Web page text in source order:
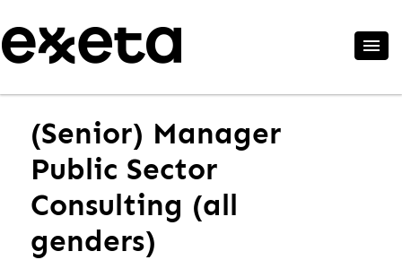
(Senior) Manager
Public Sector
Consulting (all
genders)